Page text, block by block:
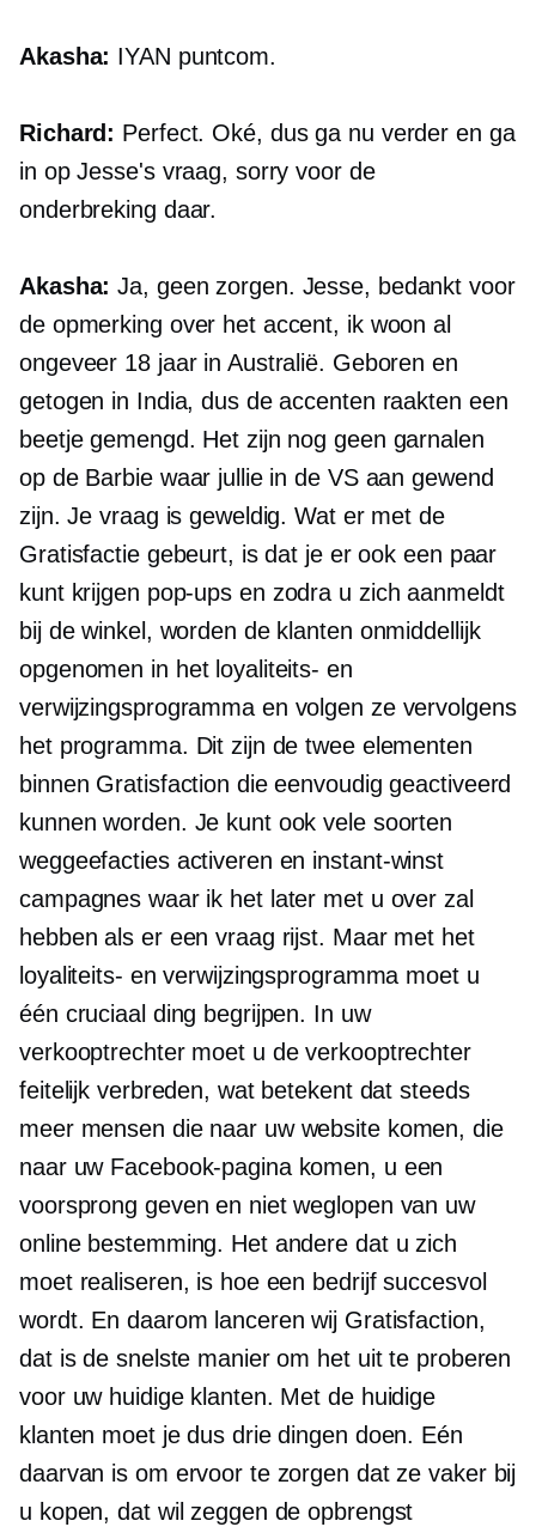
Akasha: IYAN puntcom.
Richard: Perfect. Oké, dus ga nu verder en ga
in op Jesse's vraag, sorry voor de
onderbreking daar.
Akasha: Ja, geen zorgen. Jesse, bedankt voor
de opmerking over het accent, ik woon al
ongeveer 18 jaar in Australië. Geboren en
getogen in India, dus de accenten raakten een
beetje gemengd. Het zijn nog geen garnalen
op de Barbie waar jullie in de VS aan gewend
zijn. Je vraag is geweldig. Wat er met de
Gratisfactie gebeurt, is dat je er ook een paar
kunt krijgen pop-ups en zodra u zich aanmeldt
bij de winkel, worden de klanten onmiddellijk
opgenomen in het loyaliteits- en
verwijzingsprogramma en volgen ze vervolgens
het programma. Dit zijn de twee elementen
binnen Gratisfaction die eenvoudig geactiveerd
kunnen worden. Je kunt ook vele soorten
weggeefacties activeren en instant-winst
campagnes waar ik het later met u over zal
hebben als er een vraag rijst. Maar met het
loyaliteits- en verwijzingsprogramma moet u
één cruciaal ding begrijpen. In uw
verkooptrechter moet u de verkooptrechter
feitelijk verbreden, wat betekent dat steeds
meer mensen die naar uw website komen, die
naar uw Facebook-pagina komen, u een
voorsprong geven en niet weglopen van uw
online bestemming. Het andere dat u zich
moet realiseren, is hoe een bedrijf succesvol
wordt. En daarom lanceren wij Gratisfaction,
dat is de snelste manier om het uit te proberen
voor uw huidige klanten. Met de huidige
klanten moet je dus drie dingen doen. Eén
daarvan is om ervoor te zorgen dat ze vaker bij
u kopen, dat wil zeggen de opbrengst